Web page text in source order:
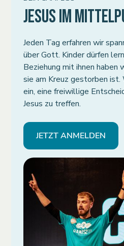
JESUS IM
Jeden Tag erfahren wir
über Gott. Kinder dürfen
Beziehung mit ihnen haben
sie am Kreuz gestorben
ein, eine freiwillige
Jesus zu treffen.
JETZT ANMELDEN